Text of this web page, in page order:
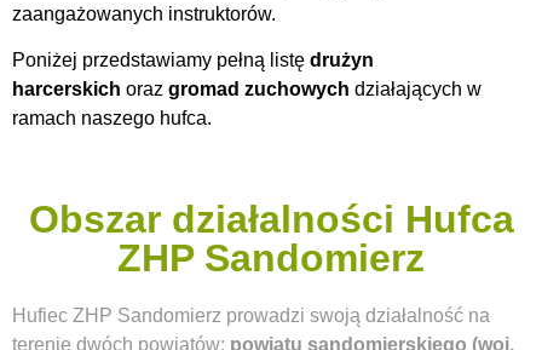
zaangażowanych instruktorów.
Poniżej przedstawiamy pełną listę drużyn
harcerskich oraz gromad zuchowych działających w
ramach naszego hufca.
Obszar działalności Hufca
ZHP Sandomierz
Hufiec ZHP Sandomierz prowadzi swoją działalność na
terenie dwóch powiatów: powiatu sandomierskiego (woj.